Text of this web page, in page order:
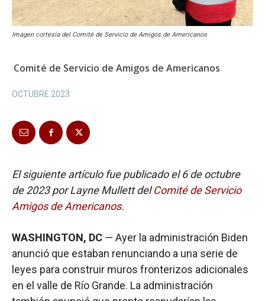
Imagen cortesía del Comité de Servicio de Amigos de Americanos
Comité de Servicio de Amigos de Americanos
OCTUBRE 2023
El siguiente artículo fue publicado el 6 de octubre
de 2023 por Layne Mullett delComité de Servicio
Amigos de Americanos.
WASHINGTON, DC — Ayer la administración Biden
anunció que estaban renunciando a una serie de
leyes para construir muros fronterizos adicionales
en el valle de Río Grande. La administración